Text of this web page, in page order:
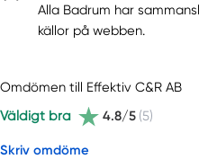
Alla Badrum har
källor på webben.
Omdömen till Effektiv C&R AB
Väldigt bra
4.8/5 (5)
Skriv omdöme